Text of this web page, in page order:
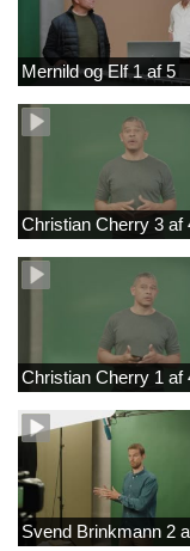
Mernild og Elf 1 af 5
Christian Cherry 3 af
Christian Cherry 1 af
Svend Brinkmann 2